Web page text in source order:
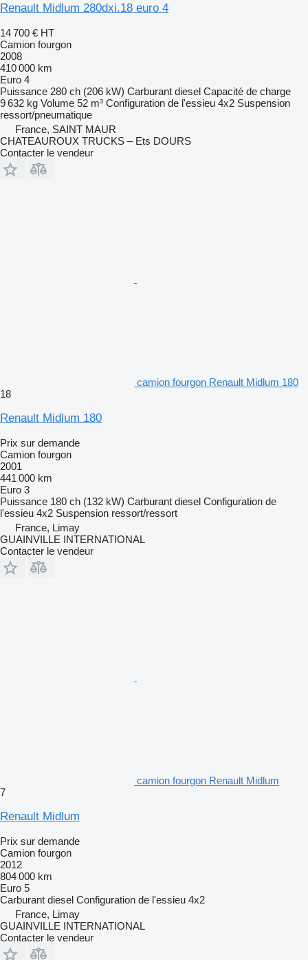
Renault Midlum 280dxi.18 euro 4
14 700 € HT
Camion fourgon
2008
410 000 km
Euro 4
Puissance 280 ch (206 kW) Carburant diesel Capacité de charge
9 632 kg Volume 52 m³ Configuration de l'essieu 4x2 Suspension
ressort/pneumatique
France, SAINT MAUR
CHATEAUROUX TRUCKS – Ets DOURS
Contacter le vendeur
camion fourgon Renault Midlum 180
18
Renault Midlum 180
Prix sur demande
Camion fourgon
2001
441 000 km
Euro 3
Puissance 180 ch (132 kW) Carburant diesel Configuration de
l'essieu 4x2 Suspension ressort/ressort
France, Limay
GUAINVILLE INTERNATIONAL
Contacter le vendeur
camion fourgon Renault Midlum
7
Renault Midlum
Prix sur demande
Camion fourgon
2012
804 000 km
Euro 5
Carburant diesel Configuration de l'essieu 4x2
France, Limay
GUAINVILLE INTERNATIONAL
Contacter le vendeur